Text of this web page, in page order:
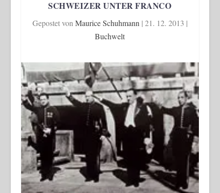
SCHWEIZER UNTER FRANCO
Gepostet von Maurice Schuhmann | 21. 12. 2013 |
Buchwelt